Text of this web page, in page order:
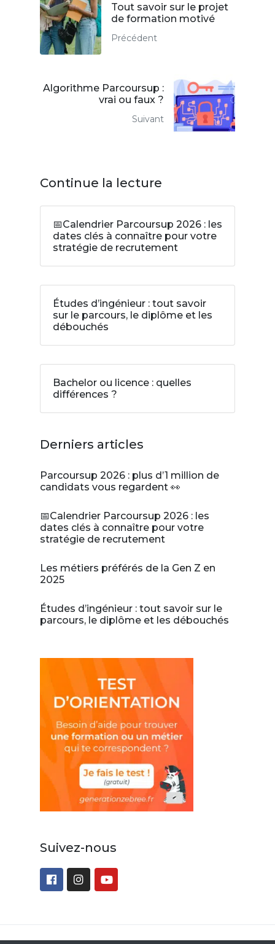
Tout savoir sur le projet
de formation motivé
Précédent
Algorithme Parcoursup :
vrai ou faux ?
Suivant
Continue la lecture
📅Calendrier Parcoursup 2026 : les
dates clés à connaître pour votre
stratégie de recrutement
Études d’ingénieur : tout savoir
sur le parcours, le diplôme et les
débouchés
Bachelor ou licence : quelles
différences ?
Derniers articles
Parcoursup 2026 : plus d’1 million de
candidats vous regardent 👀
📅Calendrier Parcoursup 2026 : les
dates clés à connaître pour votre
stratégie de recrutement
Les métiers préférés de la Gen Z en
2025
Études d’ingénieur : tout savoir sur le
parcours, le diplôme et les débouchés
Suivez-nous